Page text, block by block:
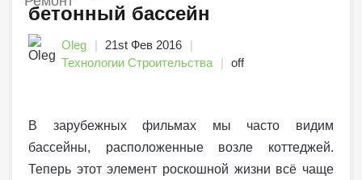
бетонный бассейн
Oleg
21st Фев 2016
Технологии Строительства
off
В зарубежных фильмах мы часто видим
бассейны, расположенные возле коттеджей.
Теперь этот элемент роскошной жизни всё чаще